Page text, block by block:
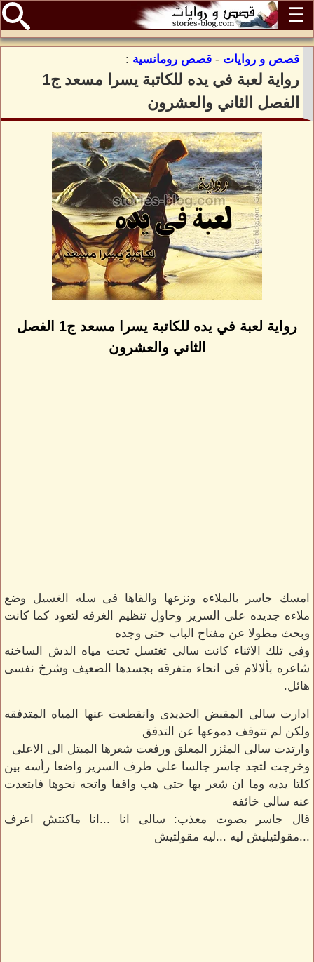
☰
قصص و روايات - قصص رومانسية :
رواية لعبة في يده للكاتبة يسرا مسعد ج1
الفصل الثاني والعشرون
رواية لعبة في يده للكاتبة يسرا مسعد ج1 الفصل
الثاني والعشرون
امسك جاسر بالملاءه ونزعها والقاها فى سله الغسيل وضع
ملاءه جديده على السرير وحاول تنظيم الغرفه لتعود كما كانت
وبحث مطولا عن مفتاح الباب حتى وجده
وفى تلك الاثناء كانت سالى تغتسل تحت مياه الدش الساخنه
شاعره بألالام فى انحاء متفرقه بجسدها الضعيف وشرخ نفسى
هائل.
ادارت سالى المقبض الحديدى وانقطعت عنها المياه المتدفقه
ولكن لم تتوقف دموعها عن التدفق
وارتدت سالى المئزر المعلق ورفعت شعرها المبتل الى الاعلى
وخرجت لتجد جاسر جالسا على طرف السرير واضعا رأسه بين
كلتا يديه وما ان شعر بها حتى هب واقفا واتجه نحوها فابتعدت
عنه سالى خائفه
قال جاسر بصوت معذب: سالى انا ...انا ماكنتش اعرف
...مقولتيليش ليه ...ليه مقولتيش